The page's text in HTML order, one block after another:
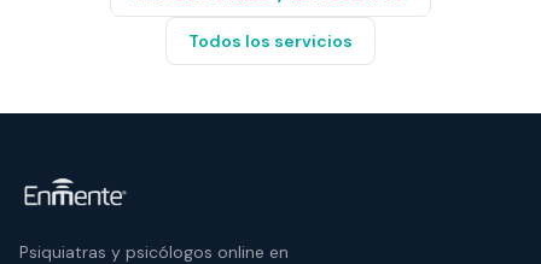
Todos los servicios
Psiquiatras y psicólogos online en